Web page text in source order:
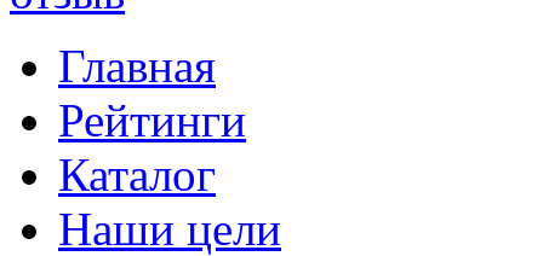
Главная
Рейтинги
Каталог
Наши цели